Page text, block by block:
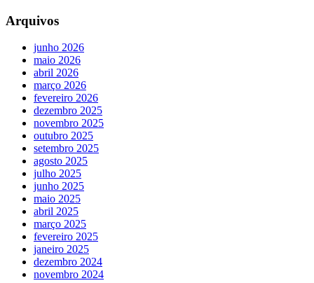
Arquivos
junho 2026
maio 2026
abril 2026
março 2026
fevereiro 2026
dezembro 2025
novembro 2025
outubro 2025
setembro 2025
agosto 2025
julho 2025
junho 2025
maio 2025
abril 2025
março 2025
fevereiro 2025
janeiro 2025
dezembro 2024
novembro 2024